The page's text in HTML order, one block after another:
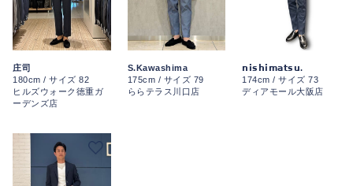
庄司
180cm / サイズ 82
ヒルズウォーク徳重ガ
ーデンズ店
S.Kawashima
175cm / サイズ 79
ららテラス川口店
𝗻𝗶𝘀𝗵𝗶𝗺𝗮𝘁𝘀𝘂.
174cm / サイズ 73
ディアモール大阪店